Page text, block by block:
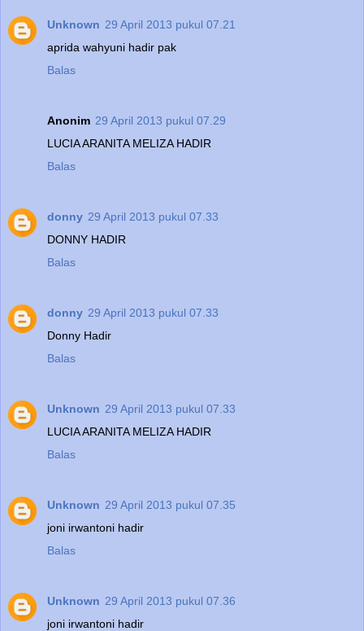
Unknown 29 April 2013 pukul 07.21
aprida wahyuni hadir pak
Balas
Anonim 29 April 2013 pukul 07.29
LUCIA ARANITA MELIZA HADIR
Balas
donny 29 April 2013 pukul 07.33
DONNY HADIR
Balas
donny 29 April 2013 pukul 07.33
Donny Hadir
Balas
Unknown 29 April 2013 pukul 07.33
LUCIA ARANITA MELIZA HADIR
Balas
Unknown 29 April 2013 pukul 07.35
joni irwantoni hadir
Balas
Unknown 29 April 2013 pukul 07.36
joni irwantoni hadir